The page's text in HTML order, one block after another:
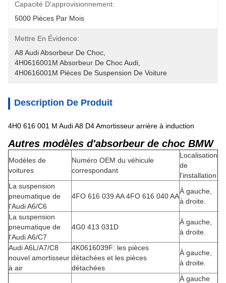
Capacité D'approvisionnement:
5000 Pièces Par Mois
Mettre En Évidence:
A8 Audi Absorbeur De Choc
4H0616001M Absorbeur De Choc Audi
4H0616001M Pièces De Suspension De Voiture
Description De Produit
4H0 616 001 M Audi A8 D4 Amortisseur arrière à induction
Autres modèles d'absorbeur de choc BMW
Modèles de
voitures
Numéro OEM du véhicule
correspondant
Localisation
de
l'installation
La suspension
pneumatique de
l'Audi A6/C6
4FO 616 039 AA 4FO 616 040 AA
À gauche,
à droite.
La suspension
pneumatique de
l'Audi A6/C7
4G0 413 031D
À gauche,
à droite.
Audi A6L/A7/C8
nouvel amortisseur
à air
4K0616039F: les pièces
détachées et les pièces
détachées
À gauche,
à droite.
À gauche